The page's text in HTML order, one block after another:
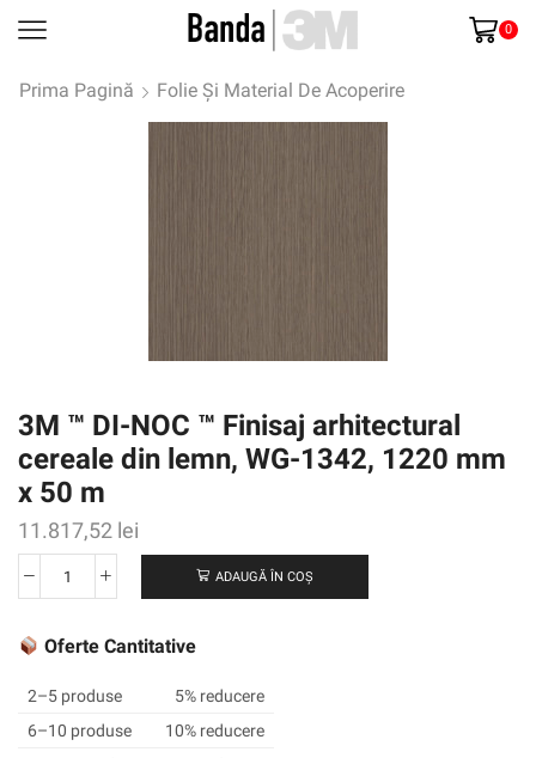
0
Prima Pagină Folie Și Material De Acoperire
3M ™ DI-NOC ™ Finisaj arhitectural
cereale din lemn, WG-1342, 1220 mm
x 50 m
11.817,52 lei
Cantitate
™
NOC
Finisaj
ADAUGĂ ÎN COȘ
Oferte Cantitative
2–5 produse
5% reducere
6–10 produse
10% reducere